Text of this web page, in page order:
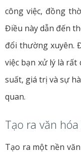
công việc, đồng
Điều này dẫn đến
đổi thường xuyên.
việc bạn xử lý là
suất, giá trị và sự
quan.
Tạo ra văn
Tạo ra một nền